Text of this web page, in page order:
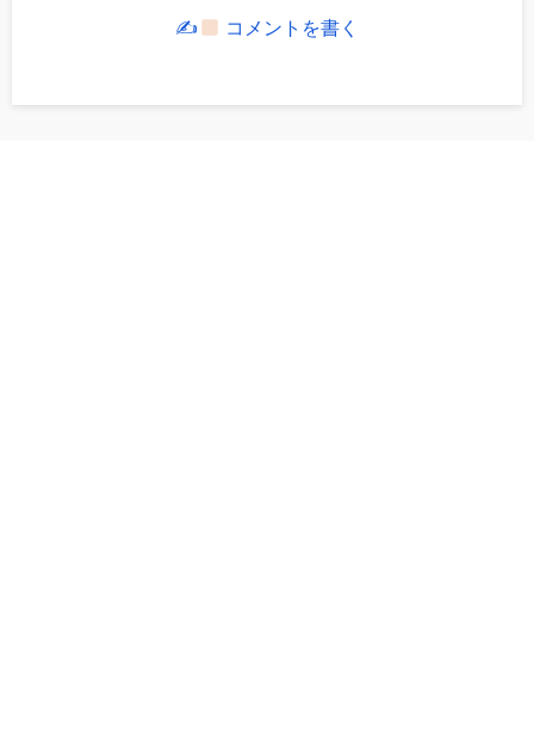
✍ コメントを書く